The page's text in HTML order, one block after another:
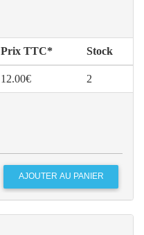
Prix TTC* Stock
12.00€ 2